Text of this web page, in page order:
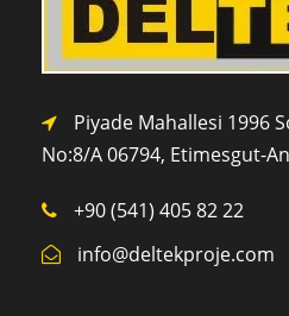
Piyade Mahallesi 1996
No:8/A 06794, Etimesgut-
+90 (541) 405 82 22
info@deltekproje.com